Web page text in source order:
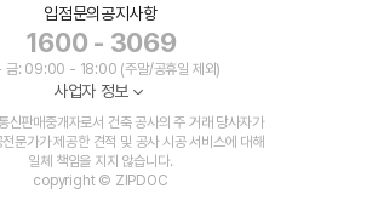
입점문의 공지사항
1600 - 3069
금: 09:00 - 18:00 (주말/공휴일 제외)
사업자 정보
신판매중개자로서 건축 공사의 주 거래 당사자가
문가가 제공한 견적 및 공사 시공 서비스에 대해
일체 책임을 지지 않습니다.
copyright © ZIPDOC